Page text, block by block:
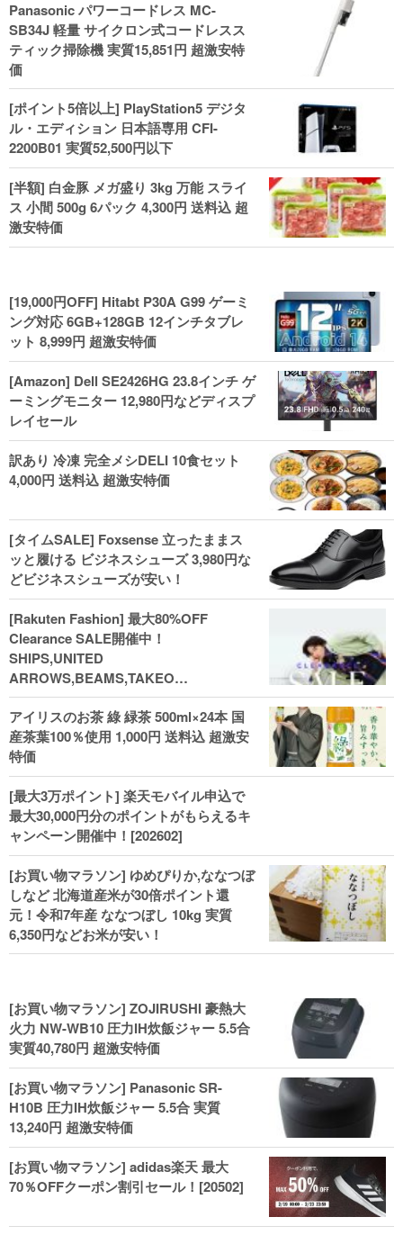
ル！
Panasonic パワーコードレス MC-
SB34J 軽量 サイクロン式コードレスス
ティック掃除機 実質15,851円 超激安特
価
[ポイント5倍以上] PlayStation5 デジタ
ル・エディション 日本語専用 CFI-
2200B01 実質52,500円以下
[半額] 白金豚 メガ盛り 3kg 万能 スライ
ス 小間 500g 6パック 4,300円 送料込 超
激安特価
[19,000円OFF] Hitabt P30A G99 ゲーミ
ング対応 6GB+128GB 12インチタブレ
ット 8,999円 超激安特価
[Amazon] Dell SE2426HG 23.8インチ ゲ
ーミングモニター 12,980円などディスプ
レイセール
訳あり 冷凍 完全メシDELI 10食セット
4,000円 送料込 超激安特価
[タイムSALE] Foxsense 立ったままス
ッと履ける ビジネスシューズ 3,980円な
どビジネスシューズが安い！
[Rakuten Fashion] 最大80%OFF
Clearance SALE開催中！
SHIPS,UNITED
ARROWS,BEAMS,TAKEO
KIKUCHI,COACH,MICHAEL KORSなど
(202602)
アイリスのお茶 綠 緑茶 500ml×24本 国
産茶葉100％使用 1,000円 送料込 超激安
特価
[最大3万ポイント] 楽天モバイル申込で
最大30,000円分のポイントがもらえるキ
ャンペーン開催中！[202602]
[お買い物マラソン] ゆめぴりか,ななつぼ
しなど 北海道産米が30倍ポイント還
元！令和7年産 ななつぼし 10kg 実質
6,350円などお米が安い！
[お買い物マラソン] ZOJIRUSHI 豪熱大
火力 NW-WB10 圧力IH炊飯ジャー 5.5合
実質40,780円 超激安特価
[お買い物マラソン] Panasonic SR-
H10B 圧力IH炊飯ジャー 5.5合 実質
13,240円 超激安特価
[お買い物マラソン] adidas楽天 最大
70％OFFクーポン割引セール！[20502]